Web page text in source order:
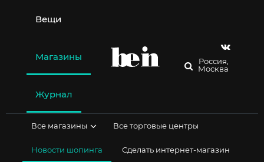
содержимому
Вещи
Магазины
Журнал
Россия,
Москва
Все магазины Все торговые центры
Новости шопинга Сделать интернет-магазин